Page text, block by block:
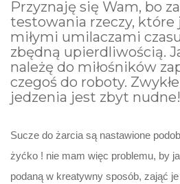
Przyznaję się Wam, bo
testowania rzeczy, które
miłymi umilaczami
zbędną upierdliwością.
należę do miłośników
czegoś do roboty.
jedzenia jest zbyt nudne!
Sucze do żarcia są nastawione
żyćko ! nie mam więc problemu, by
podaną w kreatywny sposób, zająć